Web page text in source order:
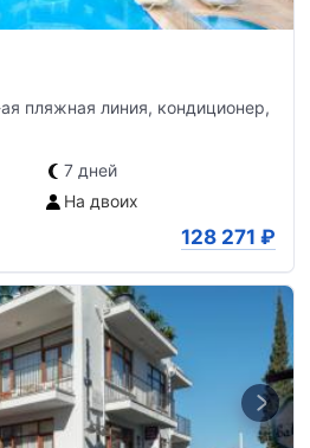
пляжная линия, кондиционер,
7 дней
На двоих
128 271 ₽